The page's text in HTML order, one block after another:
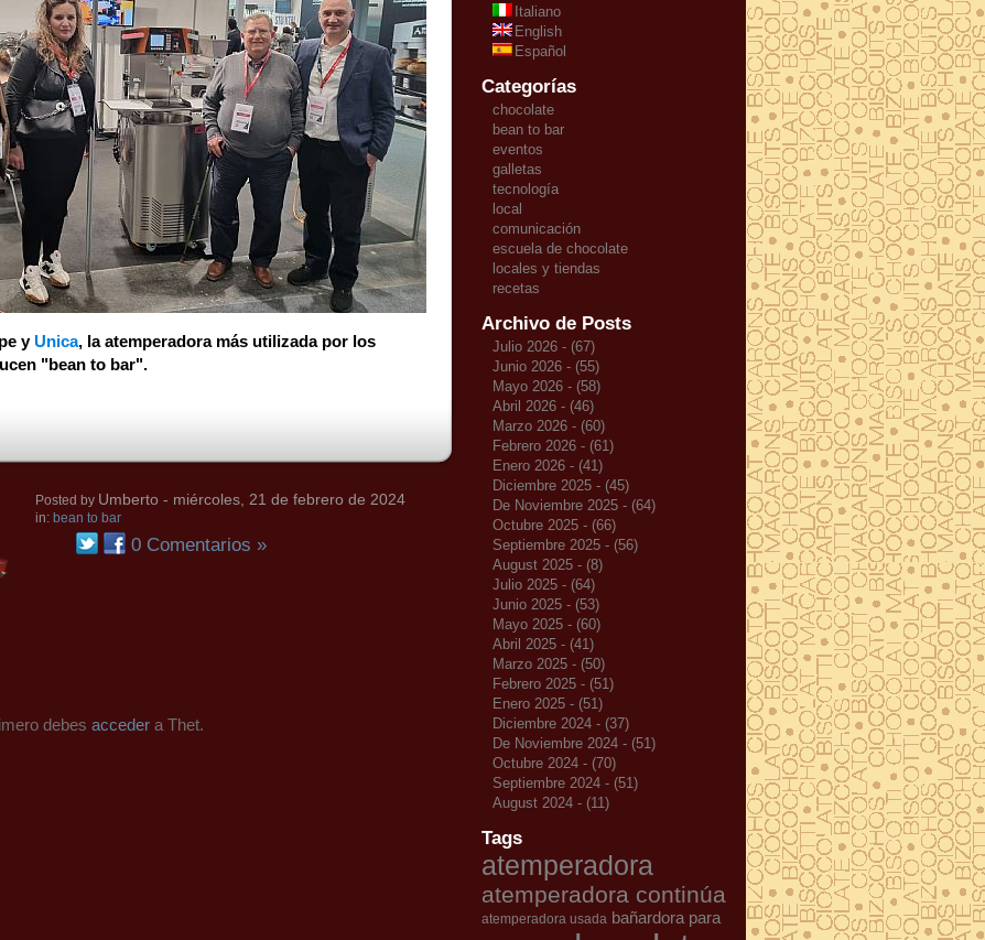
yUnica, la atemperadora más utilizada por los
"bean to bar".
Posted by Umberto - miércoles, 21 de febrero de 2024
in: bean to bar
0 Comentarios »
debes acceder a Thet.
Italiano
English
Español
Categorías
chocolate
bean to bar
eventos
galletas
tecnología
local
comunicación
escuela de chocolate
locales y tiendas
recetas
Archivo de Posts
Julio 2026 - (67)
Junio 2026 - (55)
Mayo 2026 - (58)
Abril 2026 - (46)
Marzo 2026 - (60)
Febrero 2026 - (61)
Enero 2026 - (41)
Diciembre 2025 - (45)
De Noviembre 2025 - (64)
Octubre 2025 - (66)
Septiembre 2025 - (56)
August 2025 - (8)
Julio 2025 - (64)
Junio 2025 - (53)
Mayo 2025 - (60)
Abril 2025 - (41)
Marzo 2025 - (50)
Febrero 2025 - (51)
Enero 2025 - (51)
Diciembre 2024 - (37)
De Noviembre 2024 - (51)
Octubre 2024 - (70)
Septiembre 2024 - (51)
August 2024 - (11)
Tags
atemperadora
atemperadora continúa
atemperadora usada bañardora para